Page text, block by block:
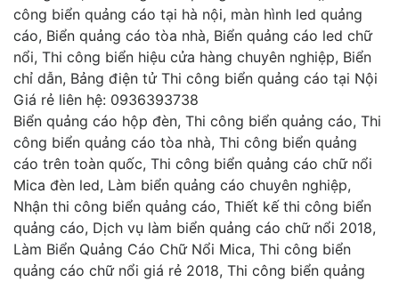
Biển quảng cáo hộp đèn, Thi công biển quảng cáo, Thi
công biển quảng cáo tòa nhà, Thi công biển quảng
cáo trên toàn quốc, Thi công biển quảng cáo chữ nổi
Mica đèn led, Làm biển quảng cáo chuyên nghiệp,
Nhận thi công biển quảng cáo, Thiết kế thi công biển
quảng cáo, Dịch vụ làm biển quảng cáo chữ nổi 2018,
Làm Biển Quảng Cáo Chữ Nổi Mica, Thi công biển
quảng cáo chữ nổi giá rẻ 2018, Thi công biển quảng